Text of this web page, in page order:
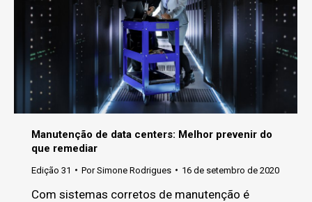
Manutenção de data centers: Melhor prevenir do
que remediar
Edição 31 PorSimone Rodrigues 16 de setembro de 2020
Com sistemas corretos de manutenção é